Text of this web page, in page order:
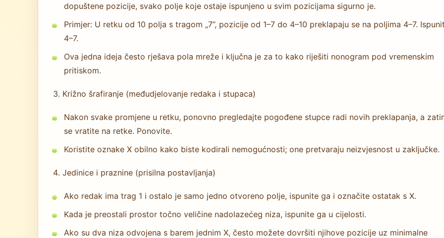
dopuštene pozicije, svako polje koje ostaje ispunjeno u svim pozicijama sigurno je.
Primjer: U retku od 10 polja s tragom „7”, pozicije od 1–7 do 4–10 preklapaju se na poljima 4–7.
4–7.
Ova jedna ideja često rješava pola mreže i ključna je za to kako riješiti nonogram pod vremenskim
pritiskom.
Križno šrafiranje (međudjelovanje redaka i stupaca)
Nakon svake promjene u retku, ponovno pregledajte pogođene stupce radi novih preklapanja, a
se vratite na retke. Ponovite.
Koristite oznake X obilno kako biste kodirali nemogućnosti; one pretvaraju neizvjesnost u zaključke.
Jedinice i praznine (prisilna postavljanja)
Ako redak ima trag 1 i ostalo je samo jedno otvoreno polje, ispunite ga i označite ostatak s X.
Kada je preostali prostor točno veličine nadolazećeg niza, ispunite ga u cijelosti.
Ako su dva niza odvojena s barem jednim X, često možete dovršiti njihove pozicije uz minimalne